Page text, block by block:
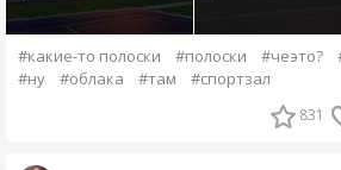
#какие-то полоски #полоски #чеэто?
#ну
#облака #там #спортзал
831